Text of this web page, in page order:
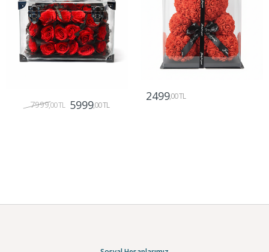
7999,00 TL 5999,00 TL
2499,00 TL